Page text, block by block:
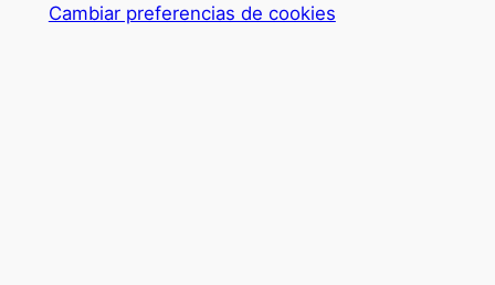
Cambiar preferencias de cookies